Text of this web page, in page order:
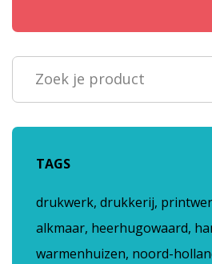
TAGS
drukwerk, drukkerij,
alkmaar, heerhugowaard,
warmenhuizen, noord-